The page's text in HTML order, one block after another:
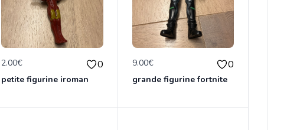
2.00€ 0
petite figurine iroman
9.00€ 0
grande figurine fortnite